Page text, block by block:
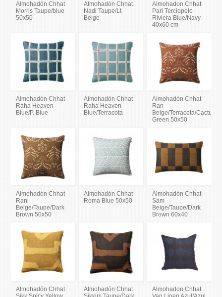
Almohadón Chhat
Morris Taupe/blue
50x50
Almohadón Chhat
Nadi Taupe/Lt
Beige
Almohadon Chhat
Pari Terciopelo
Riviera Blue/Navy
40x60 cm
Almohadón Chhat
Raha Heaven
Blue/P. Blue
Almohadón Chhat
Raha Heaven
Blue/Terracota
Almohadón Chhat
Ran
Beige/Terracota/Cactus
Green 50x50
Almohadón Chhat
Rani
Beige/Taupe/Dark
Brown 50x50
Almohadón Chhat
Roma Blue 50x50
Almohadón Chhat
Sam
Beige/Taupe/Dark
Brown 60x40
Almohadón Chhat
Almohadón Chhat
Almohadon Chhat